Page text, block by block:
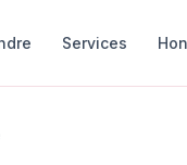
Services